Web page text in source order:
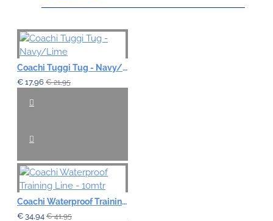
Note:HTML-code wordt niet vertaald!
Waardering:
Coachi Tuggi Tug - Navy/Lime
€ 17,96 € 21,95
Coachi Waterproof Training Line - 10mtr
€ 34,94 € 41,95